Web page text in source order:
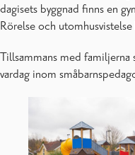
dagisets byggnad finns en
Rörelse och
Tillsammans med familjerna
vardag inom